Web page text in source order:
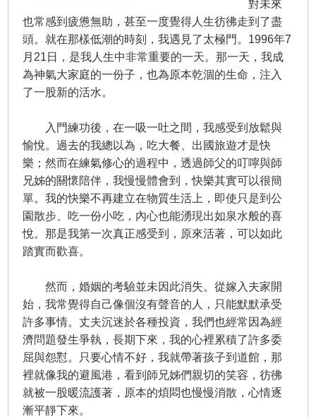
對未來
也常感到疲憊無助，甚至一度覺得人生彷彿走到了盡
頭。就在那樣低潮的時刻，我遇見了太極門。1996年7
月21日，是我人生中非常重要的一天。那一天，我成
為神氣大家庭的一份子，也為原本乾涸的生命，注入
了一股新的活水。
入門練功後，在一吸一吐之間，我感受到放鬆與
愉悅。過去的我總以為，吃大餐、出國旅遊才是快
樂；然而在練氣修心的過程中，透過師父的叮嚀與師
兄姊的關懷陪伴，我慢慢體會到，快樂其實可以很簡
單。我的快樂不再建立在物質生活上，即使只是到公
園散步、吃一份小吃，內心也能湧現出如泉水般的喜
悅。那是我第一次真正感受到，原來活著，可以如此
踏實而歡喜。
然而，婚姻的考驗並未因此消失。從嫁入夫家開
始，我常覺得自己像個沒有聲音的人，只能默默承受
許多事情。丈夫沉迷於各種投資，我們也經常因為經
濟問題發生爭執，長期下來，我的心裡累積了許多委
屈與怨懟。只要心情不好，我就帶著孩子到道館，那
裡就像我的避風港，看到師兄姊們親切的笑容，彷彿
就被一股暖流護著，原本的煩悶也慢慢消散，心情逐
漸平靜下來。